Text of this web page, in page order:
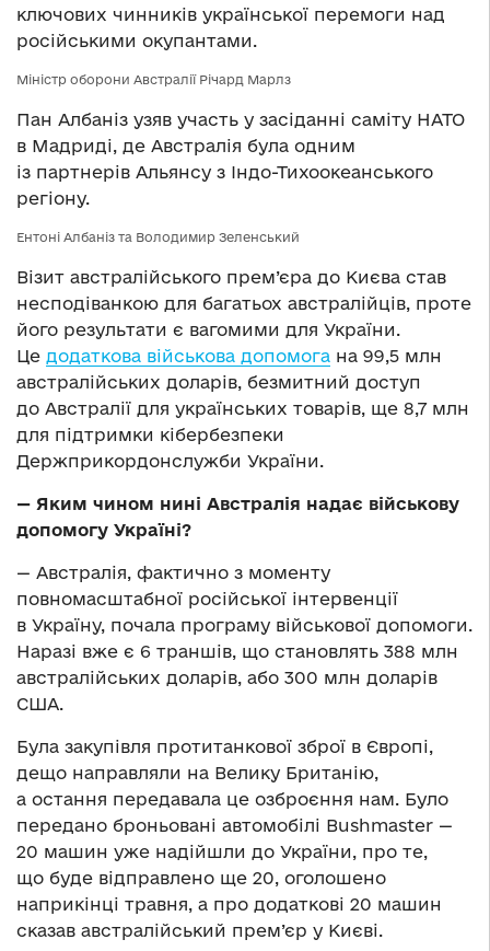
ключових чинників української перемоги над
російськими окупантами.
Міністр оборони Австралії Річард Марлз
Пан Албаніз узяв участь у засіданні саміту НАТО
в Мадриді, де Австралія була одним
із партнерів Альянсу з Індо-Тихоокеанського
регіону.
Ентоні Албаніз та Володимир Зеленський
Візит австралійського прем’єра до Києва став
несподіванкою для багатьох австралійців, проте
його результати є вагомими для України.
Це додаткова військова допомога на 99,5 млн
австралійських доларів, безмитний доступ
до Австралії для українських товарів, ще 8,7 млн
для підтримки кібербезпеки
Держприкордонслужби України.
— Яким чином нині Австралія надає військову
допомогу Україні?
— Австралія, фактично з моменту
повномасштабної російської інтервенції
в Україну, почала програму військової допомоги.
Наразі вже є 6 траншів, що становлять 388 млн
австралійських доларів, або 300 млн доларів
США.
Була закупівля протитанкової зброї в Європі,
дещо направляли на Велику Британію,
а остання передавала це озброєння нам. Було
передано броньовані автомобілі Bushmaster —
20 машин уже надійшли до України, про те,
що буде відправлено ще 20, оголошено
наприкінці травня, а про додаткові 20 машин
сказав австралійський прем’єр у Києві.